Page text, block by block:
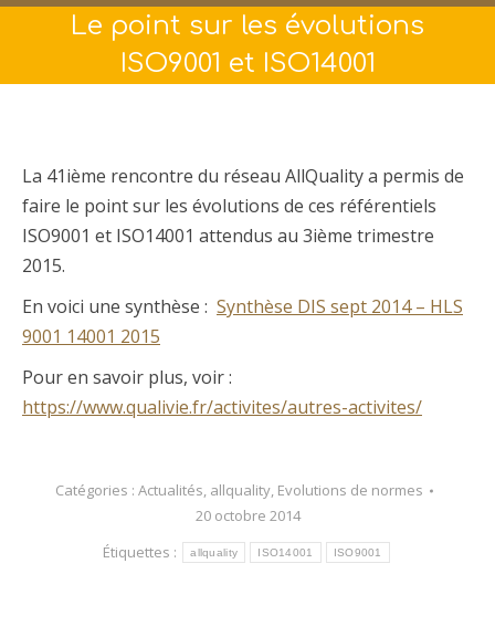
Le point sur les évolutions
ISO9001 et ISO14001
La 41ième rencontre du réseau AllQuality a permis de
faire le point sur les évolutions de ces référentiels
ISO9001 et ISO14001 attendus au 3ième trimestre
2015.
En voici une synthèse : Synthèse DIS sept 2014 – HLS
9001 14001 2015
Pour en savoir plus, voir :
https://www.qualivie.fr/activites/autres-activites/
Catégories : Actualités, allquality, Evolutions de normes
20 octobre 2014
Étiquettes :
allquality ISO14001 ISO9001